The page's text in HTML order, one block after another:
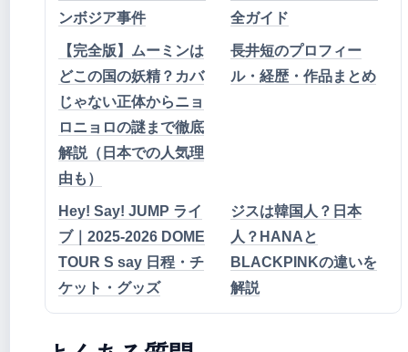
ンボジア事件
全ガイド
【完全版】ムーミンは
どこの国の妖精？カバ
じゃない正体からニョ
ロニョロの謎まで徹底
解説（日本での人気理
由も）
長井短のプロフィー
ル・経歴・作品まとめ
Hey! Say! JUMP ライ
ブ｜2025-2026 DOME
TOUR S say 日程・チ
ケット・グッズ
ジスは韓国人？日本
人？HANAと
BLACKPINKの違いを
解説